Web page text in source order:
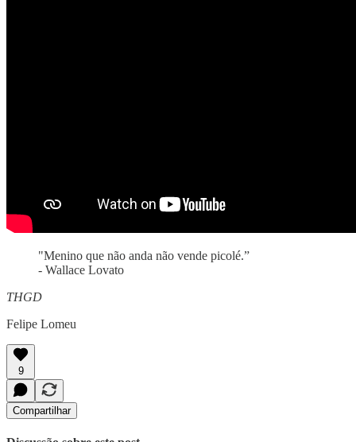
"Menino que não anda não vende picolé.”
- Wallace Lovato
THGD
Felipe Lomeu
9
Compartilhar